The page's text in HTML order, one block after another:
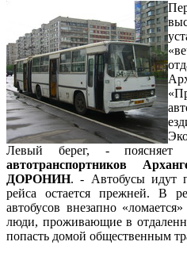
Левый берег, -
автотранспортников
ДОРОНИН. - Автобусы идут
рейса остается прежней. В
автобусов внезапно
люди, проживающие в
попасть домой общественным